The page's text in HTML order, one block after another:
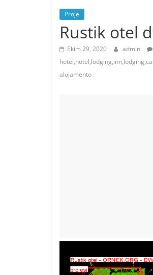
Proje
Rustik otel
Ekim 29, 2020 admin
alojamento